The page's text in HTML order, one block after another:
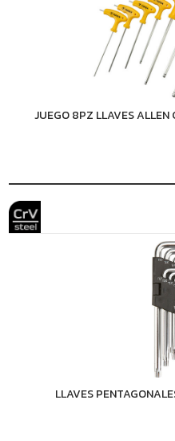
JUEGO 8PZ LLAVES ALLEN
LLAVES